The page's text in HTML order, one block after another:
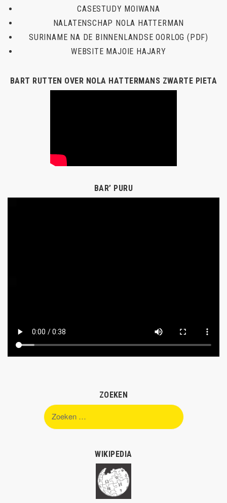
CASESTUDY MOIWANA
NALATENSCHAP NOLA HATTERMAN
SURINAME NA DE BINNENLANDSE OORLOG (PDF)
WEBSITE MAJOIE HAJARY
BART RUTTEN OVER NOLA HATTERMANS ZWARTE PIETA
BAR’ PURU
ZOEKEN
Zoeken
naar:
WIKIPEDIA